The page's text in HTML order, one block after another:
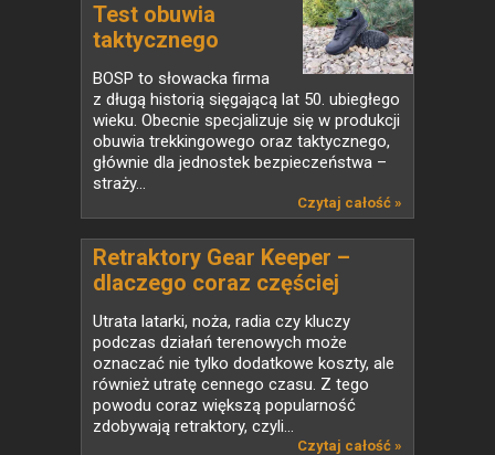
Test obuwia
taktycznego
BOSP...
BOSP to słowacka firma
z długą historią sięgającą lat 50. ubiegłego
wieku. Obecnie specjalizuje się w produkcji
obuwia trekkingowego oraz taktycznego,
głównie dla jednostek bezpieczeństwa –
straży...
Czytaj całość »
Retraktory Gear Keeper –
dlaczego coraz częściej
zastępują klasyczne smycze
taktyczne?
Utrata latarki, noża, radia czy kluczy
podczas działań terenowych może
oznaczać nie tylko dodatkowe koszty, ale
również utratę cennego czasu. Z tego
powodu coraz większą popularność
zdobywają retraktory, czyli...
Czytaj całość »